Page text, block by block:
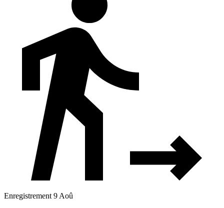
Enregistrement 9 Aoû